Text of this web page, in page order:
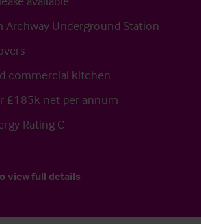
Archway Underground Station
commercial kitchen
£185k net per annum
Rating C
view full details